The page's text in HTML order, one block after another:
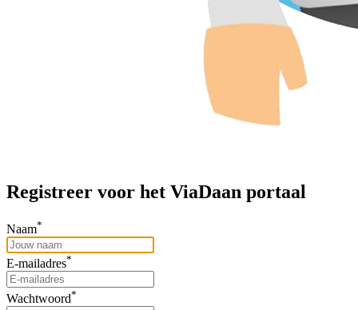
Registreer voor het ViaDaan portaal
Naam*
E-mailadres*
Wachtwoord*